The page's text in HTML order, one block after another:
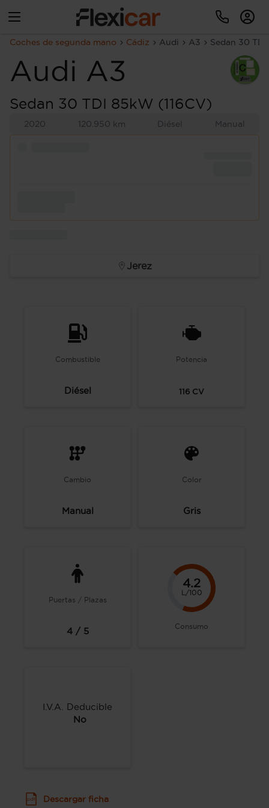
Coches de segunda mano Cádiz Audi A3 Sedan 30
Audi A3
Sedan 30 TDI 85kW (116CV)
2020 120.950 km Diésel Manual
Jerez
Combustible
Diésel
Potencia
116 CV
Cambio
Manual
Color
Gris
Puertas / Plazas
4 / 5
4.2
L/100
Consumo
I.V.A. Deducible
No
Descargar ficha